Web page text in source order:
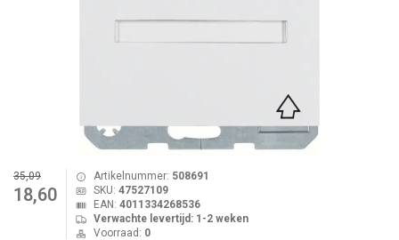
35,09
18,60
Artikelnummer: 508691
SKU: 47527109
EAN: 4011334268536
Verwachte levertijd: 1-2 weken
Voorraad: 0